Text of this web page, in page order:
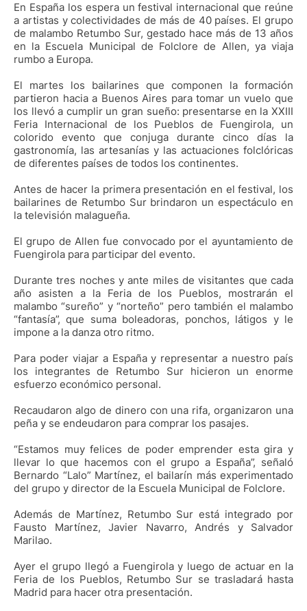
En España los espera un festival internacional que reúne
a artistas y colectividades de más de 40 países. El grupo
de malambo Retumbo Sur, gestado hace más de 13 años
en la Escuela Municipal de Folclore de Allen, ya viaja
rumbo a Europa.
El martes los bailarines que componen la formación
partieron hacia a Buenos Aires para tomar un vuelo que
los llevó a cumplir un gran sueño: presentarse en la XXIII
Feria Internacional de los Pueblos de Fuengirola, un
colorido evento que conjuga durante cinco días la
gastronomía, las artesanías y las actuaciones folclóricas
de diferentes países de todos los continentes.
Antes de hacer la primera presentación en el festival, los
bailarines de Retumbo Sur brindaron un espectáculo en
la televisión malagueña.
El grupo de Allen fue convocado por el ayuntamiento de
Fuengirola para participar del evento.
Durante tres noches y ante miles de visitantes que cada
año asisten a la Feria de los Pueblos, mostrarán el
malambo “sureño” y “norteño” pero también el malambo
“fantasía”, que suma boleadoras, ponchos, látigos y le
impone a la danza otro ritmo.
Para poder viajar a España y representar a nuestro país
los integrantes de Retumbo Sur hicieron un enorme
esfuerzo económico personal.
Recaudaron algo de dinero con una rifa, organizaron una
peña y se endeudaron para comprar los pasajes.
“Estamos muy felices de poder emprender esta gira y
llevar lo que hacemos con el grupo a España”, señaló
Bernardo “Lalo” Martínez, el bailarín más experimentado
del grupo y director de la Escuela Municipal de Folclore.
Además de Martínez, Retumbo Sur está integrado por
Fausto Martínez, Javier Navarro, Andrés y Salvador
Marilao.
Ayer el grupo llegó a Fuengirola y luego de actuar en la
Feria de los Pueblos, Retumbo Sur se trasladará hasta
Madrid para hacer otra presentación.